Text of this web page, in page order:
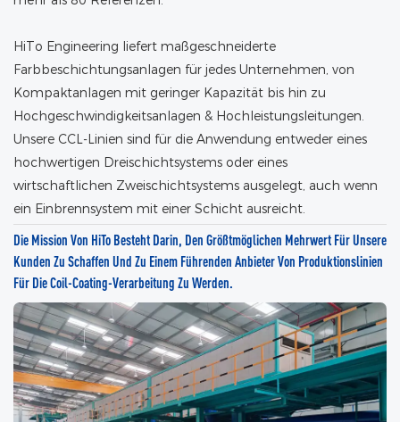
HiTo Engineering liefert maßgeschneiderte
Farbbeschichtungsanlagen für jedes Unternehmen, von
Kompaktanlagen mit geringer Kapazität bis hin zu
Hochgeschwindigkeitsanlagen & Hochleistungsleitungen.
Unsere CCL-Linien sind für die Anwendung entweder eines
hochwertigen Dreischichtsystems oder eines
wirtschaftlichen Zweischichtsystems ausgelegt, auch wenn
ein Einbrennsystem mit einer Schicht ausreicht.
Die Mission Von HiTo Besteht Darin, Den Größtmöglichen Mehrwert Für Unsere
Kunden Zu Schaffen Und Zu Einem Führenden Anbieter Von Produktionslinien
Für Die Coil-Coating-Verarbeitung Zu Werden.